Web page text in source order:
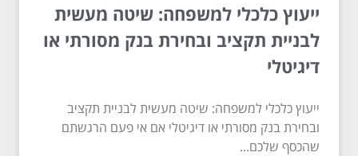
ייעוץ כלכלי למשפחה: שיטה מעשית
לבניית תקציב ובחירת בנק מסורתי או
דיגיטלי
ייעוץ כלכלי למשפחה: שיטה מעשית לבניית תקציב
ובחירת בנק מסורתי או דיגיטלי אם אי פעם הרגשתם
שהכסף שלכם...